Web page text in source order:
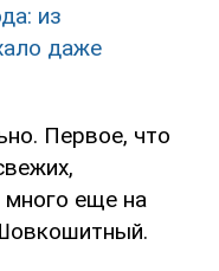
из
даже
Первое, что
много еще на